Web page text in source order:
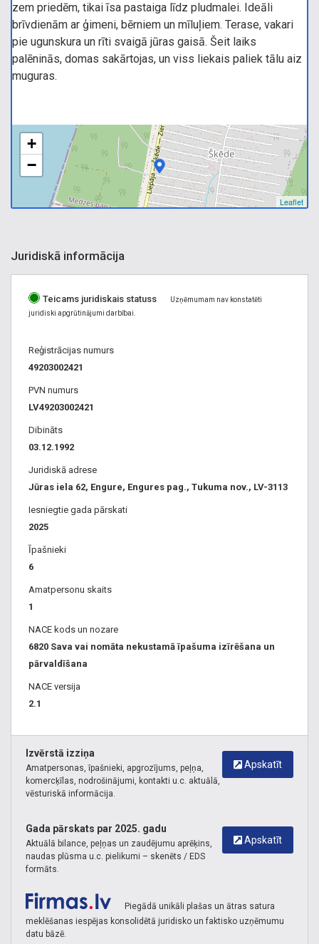
zem priedēm, tikai īsa pastaiga līdz pludmalei. Ideāli
brīvdienām ar ģimeni, bērniem un mīluļiem. Terase, vakari
pie ugunskura un rīti svaigā jūras gaisā. Šeit laiks
palēninās, domas sakārtojas, un viss liekais paliek tālu aiz
muguras.
+
−
Leaflet
Juridiskā informācija
Teicams juridiskais statuss
Uzņēmumam nav konstatēti
juridiski apgrūtinājumi darbībai.
Reģistrācijas numurs
49203002421
PVN numurs
LV49203002421
Dibināts
03.12.1992
Juridiskā adrese
Jūras iela 62, Engure, Engures pag., Tukuma nov., LV-3113
Iesniegtie gada pārskati
2025
Īpašnieki
6
Amatpersonu skaits
1
NACE kods un nozare
6820 Sava vai nomāta nekustamā īpašuma izīrēšana un
pārvaldīšana
NACE versija
2.1
Apskatīt
Izvērstā izziņa
Amatpersonas, īpašnieki, apgrozījums, peļņa,
komercķīlas, nodrošinājumi, kontakti u.c. aktuālā,
vēsturiskā informācija.
Apskatīt
Gada pārskats par 2025. gadu
Aktuālā bilance, peļņas un zaudējumu aprēķins,
naudas plūsma u.c. pielikumi – skenēts / EDS
formāts.
Piegādā unikāli plašas un ātras satura
meklēšanas iespējas konsolidētā juridisko un faktisko uzņēmumu
datu bāzē.